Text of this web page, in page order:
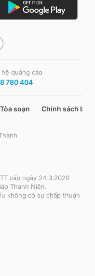
hệ quảng cáo
780 404
Tòa soạn Chính sách bảo
cấp ngày 24.3.2020
Thanh Niên.
không có sự chấp thuận